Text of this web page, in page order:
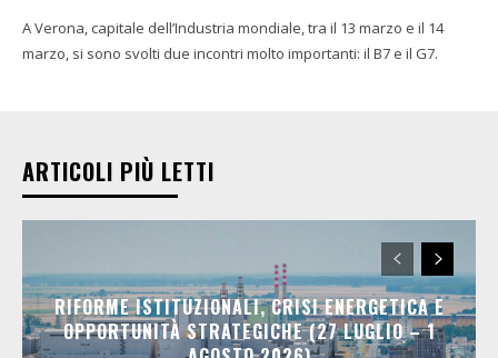
A Verona, capitale dell’Industria mondiale, tra il 13 marzo e il 14
marzo, si sono svolti due incontri molto importanti: il B7 e il G7.
ARTICOLI PIÙ LETTI
RIFORME ISTITUZIONALI, CRISI ENERGETICA E
OPPORTUNITÀ STRATEGICHE (27 LUGLIO – 1